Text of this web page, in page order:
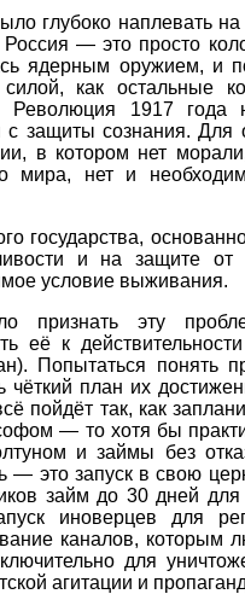
глубоко наплевать
Россия — это просто
ядерным оружием, и
как остальные
Революция 1917 года
с защиты сознания. Для
в котором нет
мира, нет и
государства,
и на защите
условие выживания.
признать эту
её к
Попытаться понять
чёткий план их
пойдёт так, как
— то хотя бы
и займы без
— это запуск в свою
займ до 30 дней для
иноверцев для
каналов, которым
для
агитации и